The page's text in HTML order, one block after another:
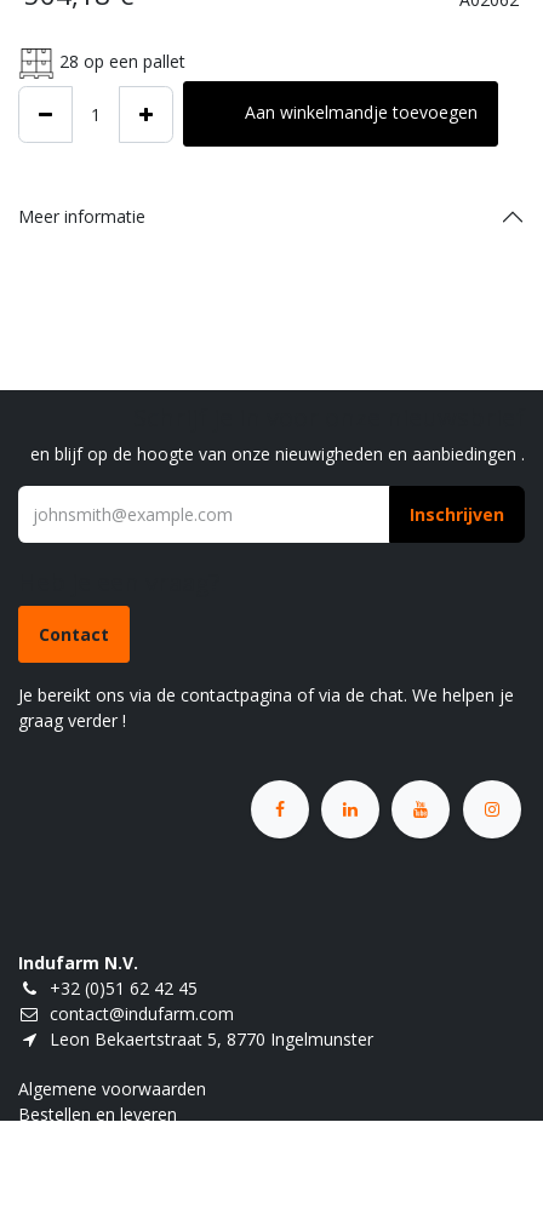
28 op een pallet
Aan winkelmandje toevoegen
Meer informatie
en blijf op de hoogte van onze nieuwigheden en aanbiedingen .
Inschrijven
Contact
Je bereikt ons via de contactpagina of via de chat. We helpen je
graag verder !
Indufarm N.V.
+32 (0)51 62 42 45
contact@indufarm.com
Leon Bekaertstraat 5, 8770 Ingelmunster
Algemene voorwaarden
Bestellen en leveren